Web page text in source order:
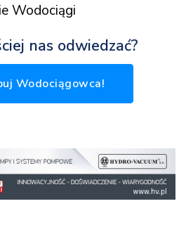
Wodociągi
nas odwiedzać?
Wodociągowca!